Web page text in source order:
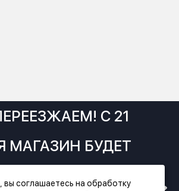
С 21
МАГАЗИН БУДЕТ
ПО НОВОМУ
вы соглашаетесь на обработку